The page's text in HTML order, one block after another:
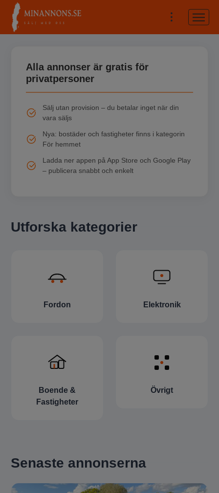
Alla annonser är gratis för
privatpersoner
Sälj utan provision – du betalar inget när din
vara säljs
Nya: bostäder och fastigheter finns i kategorin
För hemmet
Ladda ner appen på App Store och Google Play
– publicera snabbt och enkelt
Utforska kategorier
Fordon Elektronik
Boende &
Fastigheter
Övrigt
Senaste annonserna